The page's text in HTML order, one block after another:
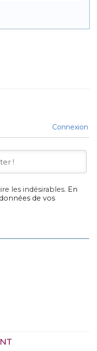
Connexion
les indésirables. En
de vos